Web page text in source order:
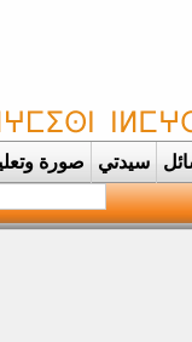
سيدتي صورة